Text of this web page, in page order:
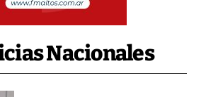
Nacionales